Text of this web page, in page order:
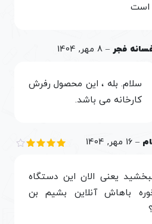
است
فجر – 8 مهر, 1404
سلام. بله ، این محصول رفرش
کارخانه می باشد.
– 16 مهر, 1404
یعنی الان این دستگاه
باهاش آنلاین بشیم بن